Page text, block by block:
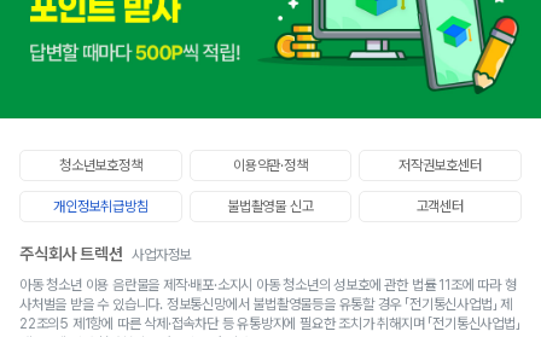
청소년보호정책 이용약관·정책 저작권보호센터
개인정보취급방침 불법촬영물 신고 고객센터
주식회사 트렉션 사업자정보
726-81-03618 통신판매업 : 제 2024-서울금천-1962호 저작권·청소년·정보보호 책임자
: 대표 김동일(geniefilehelp@gmail.com) 고객센터 :1551-5772
아동 청소년 이용 음란물을 제작·배포·소지시 아동 청소년의 성보호에 관한 법률 11조에 따라 형
사처벌을 받을 수 있습니다. 정보통신망에서 불법촬영물등을 유통할 경우 「전기통신사업법」 제
22조의5 제1항에 따른 삭제·접속차단 등 유통방지에 필요한 조치가 취해지며 「전기통신사업법」